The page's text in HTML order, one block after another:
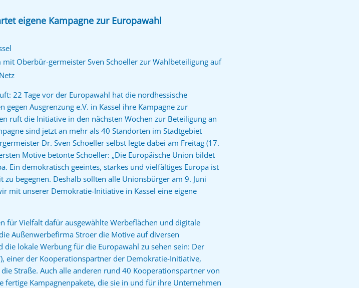
eigene Kampagne zur Europawahl
Oberbür-germeister Sven Schoeller zur Wahlbeteiligung auf
22 Tage vor der Europawahl hat die nordhessische
Ausgrenzung e.V. in Kassel ihre Kampagne zur
ruft die Initiative in den nächsten Wochen zur Beteiligung an
sind jetzt an mehr als 40 Standorten im Stadtgebiet
Dr. Sven Schoeller selbst legte dabei am Freitag (17.
Motive betonte Schoeller: „Die Europäische Union bildet
Ein demokratisch geeintes, starkes und vielfältiges Europa ist
begegnen. Deshalb sollten alle Unionsbürger am 9. Juni
mit unserer Demokratie-Initiative in Kassel eine eigene
für Vielfalt dafür ausgewählte Werbeflächen und digitale
Außenwerbefirma Stroer die Motive auf diversen
lokale Werbung für die Europawahl zu sehen sein: Der
einer der Kooperationspartner der Demokratie-Initiative,
Straße. Auch alle anderen rund 40 Kooperationspartner von
Kampagnenpakete, die sie in und für ihre Unternehmen